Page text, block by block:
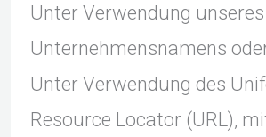
Unter Verwendung unseres
Unternehmensnamens
Unter Verwendung des
Resource Locator (URL),